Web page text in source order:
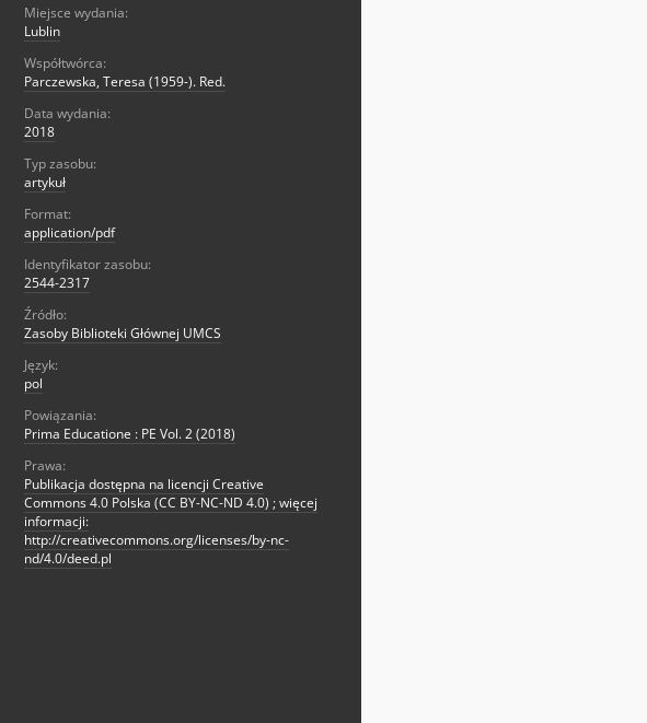
Miejsce wydania:
Lublin
Współtwórca:
Parczewska, Teresa (1959-). Red.
Data wydania:
2018
Typ zasobu:
artykuł
Format:
application/pdf
Identyfikator zasobu:
2544-2317
Źródło:
Zasoby Biblioteki Głównej UMCS
Język:
pol
Powiązania:
Prima Educatione : PE Vol. 2 (2018)
Prawa:
Publikacja dostępna na licencji Creative
Commons 4.0 Polska (CC BY-NC-ND 4.0) ; więcej
informacji:
http://creativecommons.org/licenses/by-nc-
nd/4.0/deed.pl